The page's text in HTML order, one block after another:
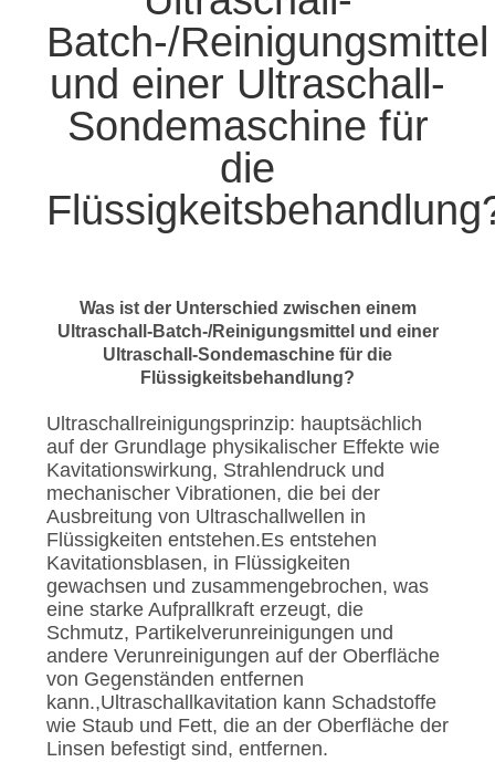
VERBINDUNG
NACHRICHTEN
SITEMAP
DATENSCHUTZRICHTLINIE
Batch-/Reinigungsmittel
und einer Ultraschall-
Sondemaschine für
die
Was ist der Unterschied zwischen einem
Ultraschall-Batch-/Reinigungsmittel und einer
Ultraschall-Sondemaschine für die
Flüssigkeitsbehandlung?
Ultraschallreinigungsprinzip: hauptsächlich
auf der Grundlage physikalischer Effekte wie
Kavitationswirkung, Strahlendruck und
mechanischer Vibrationen, die bei der
Ausbreitung von Ultraschallwellen in
Flüssigkeiten entstehen.Es entstehen
Kavitationsblasen, in Flüssigkeiten
gewachsen und zusammengebrochen, was
eine starke Aufprallkraft erzeugt, die
Schmutz, Partikelverunreinigungen und
andere Verunreinigungen auf der Oberfläche
von Gegenständen entfernen
kann.,Ultraschallkavitation kann Schadstoffe
wie Staub und Fett, die an der Oberfläche der
Linsen befestigt sind, entfernen.